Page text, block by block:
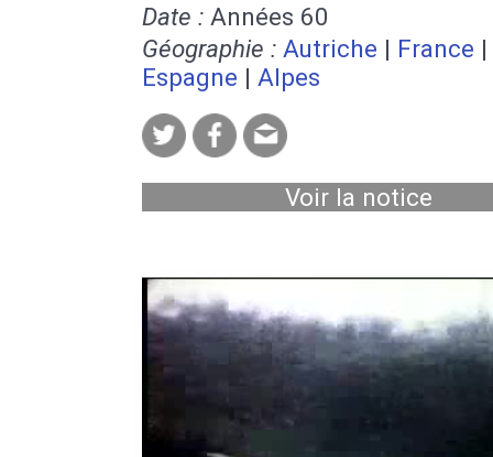
Date : Années 60
Géographie : Autriche | France |
Espagne | Alpes
Voir la notice